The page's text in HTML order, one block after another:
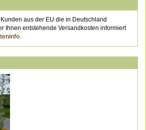
aus der EU die in Deutschland
Ihnen entstehende Versandkosten informiert
.